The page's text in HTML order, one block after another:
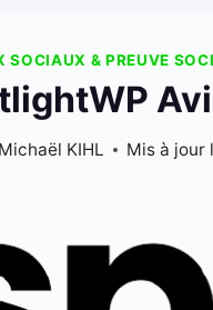
SOCIAUX & PREUVE
Michaël KIHL Mis à jour